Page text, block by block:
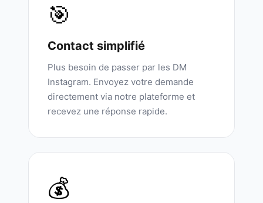
🎯
Contact simplifié
Plus besoin de passer par les DM
Instagram. Envoyez votre demande
directement via notre plateforme et
recevez une réponse rapide.
💰